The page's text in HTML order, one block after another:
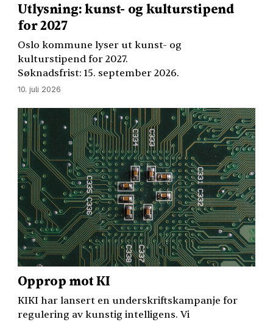
Utlysning: kunst- og kulturstipend
for 2027
Oslo kommune lyser ut kunst- og
kulturstipend for 2027.
Søknadsfrist: 15. september 2026.
10. juli 2026
Opprop mot KI
KIKI har lansert en underskriftskampanje for
regulering av kunstig intelligens. Vi